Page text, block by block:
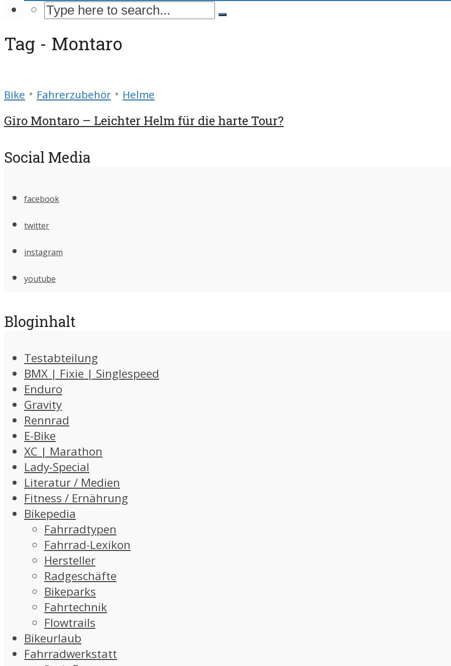
Tag - Montaro
Bike • Fahrerzubehör • Helme
Giro Montaro – Leichter Helm für die harte Tour?
Social Media
facebook
twitter
instagram
youtube
Bloginhalt
Testabteilung
BMX | Fixie | Singlespeed
Enduro
Gravity
Rennrad
E-Bike
XC | Marathon
Lady-Special
Literatur / Medien
Fitness / Ernährung
Bikepedia
Fahrradtypen
Fahrrad-Lexikon
Hersteller
Radgeschäfte
Bikeparks
Fahrtechnik
Flowtrails
Bikeurlaub
Fahrradwerkstatt